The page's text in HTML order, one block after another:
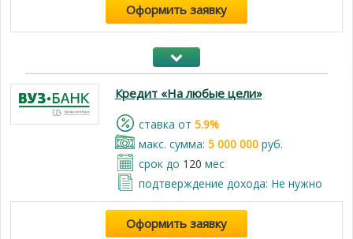
Оформить заявку
Кредит «На любые цели»
cтавка от 5.9%
макс. сумма: 5 000 000руб.
срок до 120 мес
подтверждение дохода: Не нужно
Оформить заявку